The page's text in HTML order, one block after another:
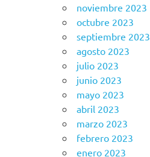
noviembre 2023
octubre 2023
septiembre 2023
agosto 2023
julio 2023
junio 2023
mayo 2023
abril 2023
marzo 2023
febrero 2023
enero 2023